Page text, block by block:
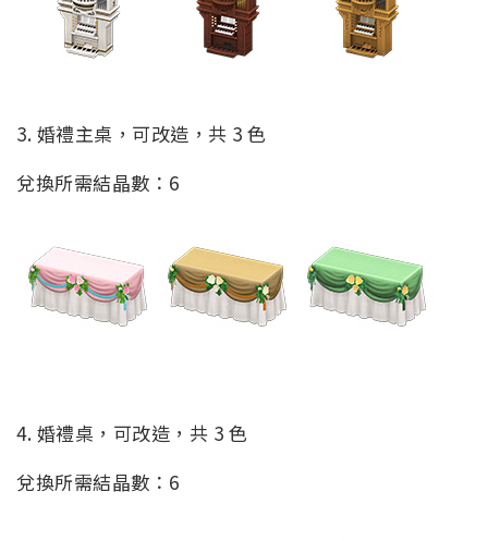
3. 婚禮主桌，可改造，共 3 色
兌換所需結晶數：6
4. 婚禮桌，可改造，共 3 色
兌換所需結晶數：6